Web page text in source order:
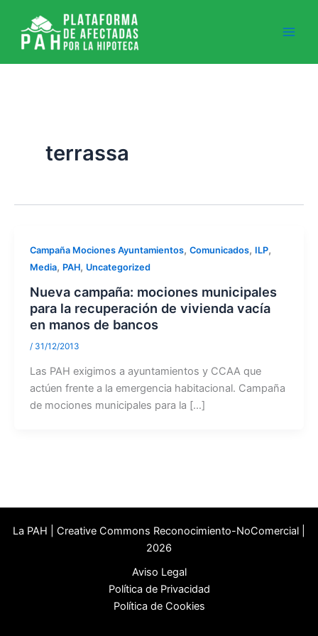
contenido
terrassa
Campaña Mociones Ayuntamientos, Comunicados, ILP,
Media, PAH, Uncategorized
Nueva campaña: mociones municipales
para la recuperación de vivienda vacía
en manos de bancos
/ 31/12/2013
Las PAH exigimos a ayuntamientos y CCAA que
actúen frente a la emergencia habitacional. Campaña
de mociones municipales para la […]
La PAH | Creative Commons Reconocimiento-NoComercial |
2026
Aviso Legal
Política de Privacidad
Política de Cookies